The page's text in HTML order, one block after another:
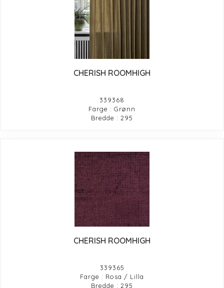
CHERISH ROOMHIGH
339368
Farge : Grønn
Bredde : 295
CHERISH ROOMHIGH
339365
Farge : Rosa / Lilla
Bredde : 295